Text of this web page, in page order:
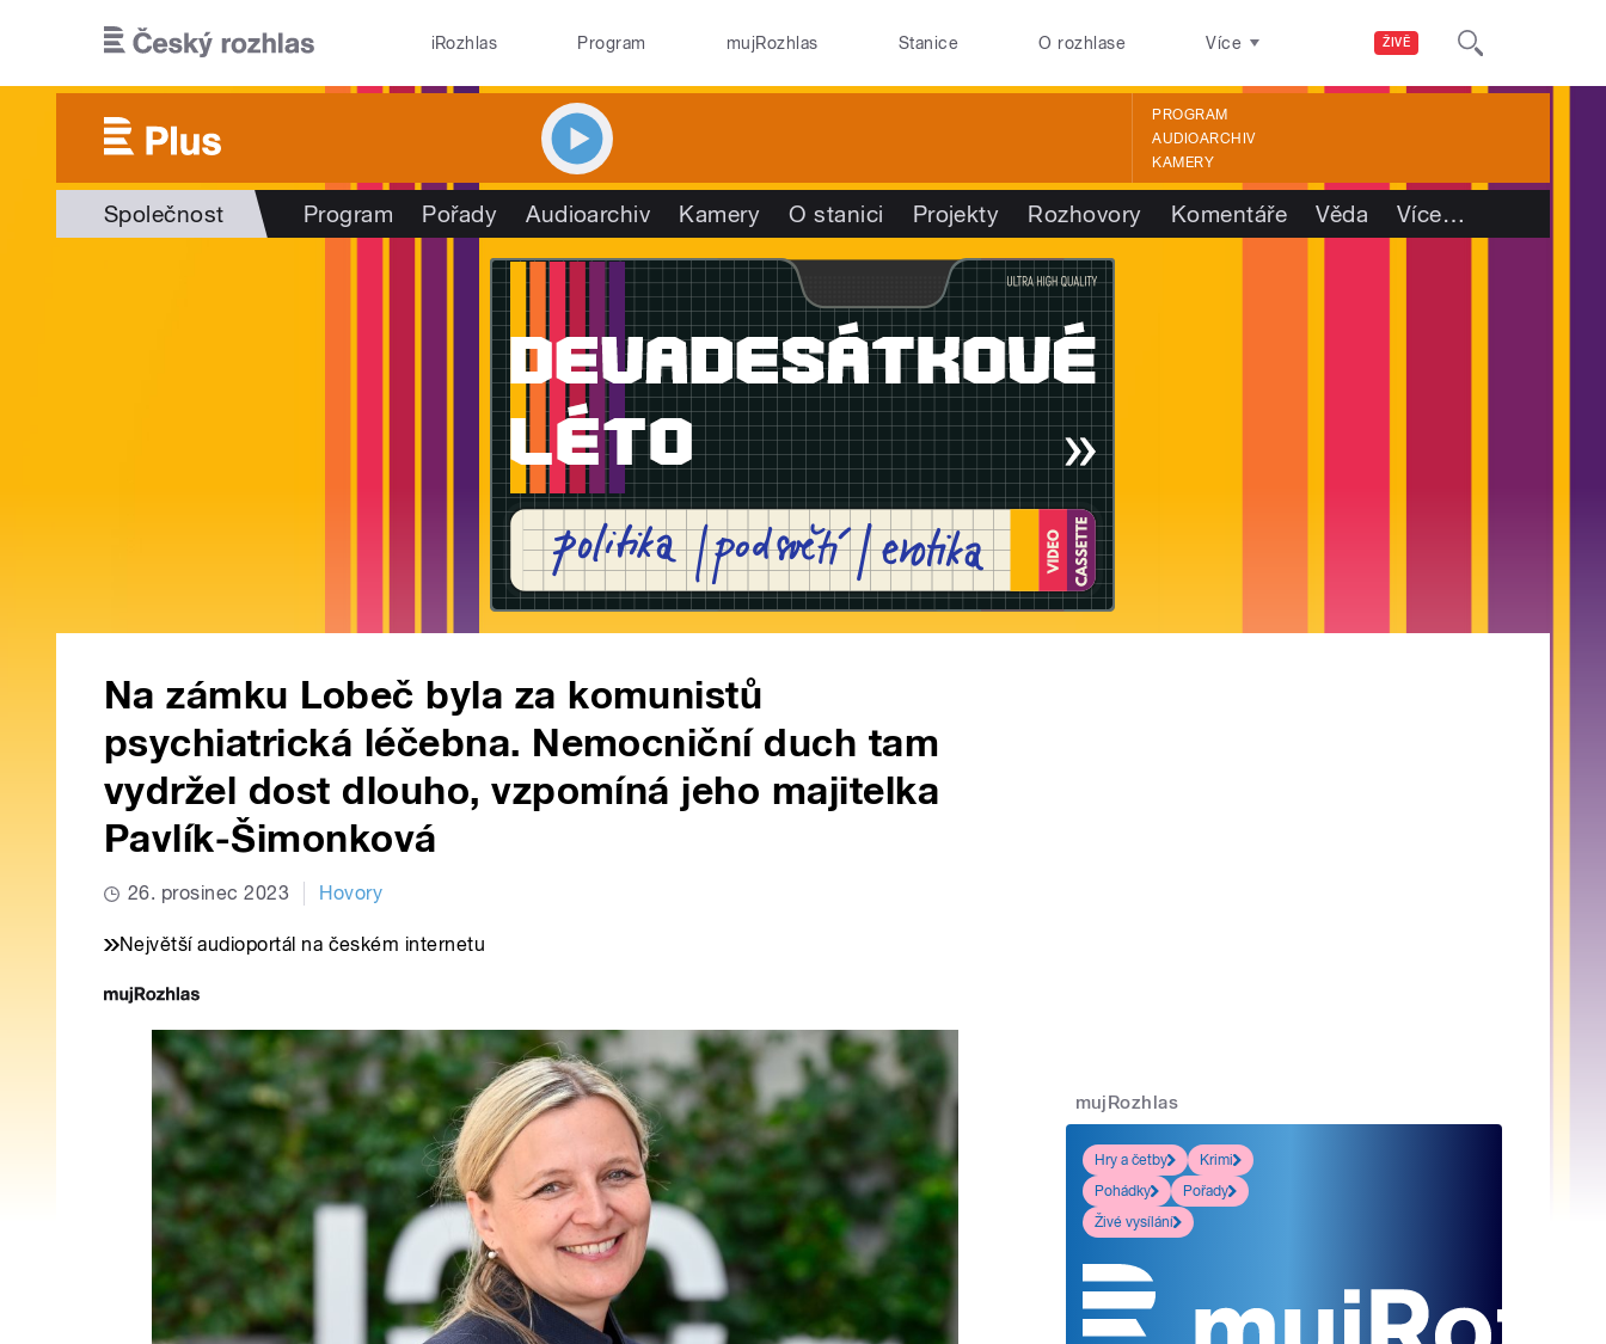
ŽIVĚ
iRozhlas Program mujRozhlas Stanice O rozhlase Více
PROGRAM
AUDIOARCHIV
KAMERY
Společnost Program Pořady Audioarchiv Kamery O stanici Projekty Rozhovory Komentáře Věda Více…
Na zámku Lobeč byla za komunistů
psychiatrická léčebna. Nemocniční duch tam
vydržel dost dlouho, vzpomíná jeho majitelka
Pavlík-Šimonková
26. prosinec 2023 Hovory
Největší audioportál na českém internetu
mujRozhlas
Hry a četby
Krimi
Pohádky
Pořady
Živé vysílání